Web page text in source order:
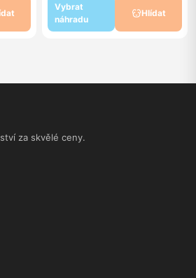
Vybrat
náhradu
Hlídat
za skvělé ceny.